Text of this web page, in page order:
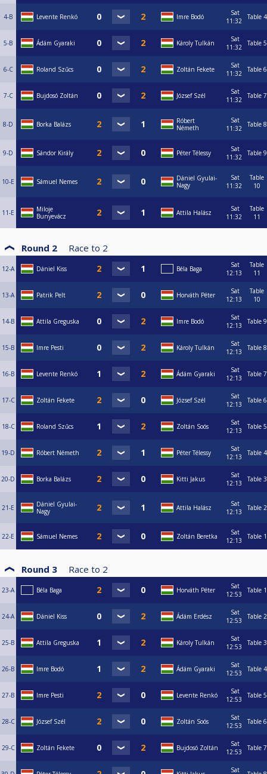
4-B Levente Renkó Imre Bodó
Sat
11:32
Table 4
5-B Ádám Gyaraki Károly Tulkán
Sat
11:32
Table 5
6-C Roland Szűcs Zoltán Fekete
Sat
11:32
Table 6
7-C Bujdosó Zoltán József Szél
Sat
11:32
Table 7
8-D Borka Balázs
Róbert
Németh
Sat
11:32
Table 8
9-D Sándor Király Péter Télessy
Sat
11:32
Table 9
10-E Sámuel Nemes
Dániel Gyulai-
Nagy
Sat
11:32
Table
10
11-E
Miloje
Bunyevácz
Attila Halász
Sat
11:32
Table
11
Round 2 Race to 2
12-A Dániel Kiss Béla Baga
Sat
12:13
Table
11
13-A Patrik Pelt Horváth Péter
Sat
12:13
Table
10
14-B Attila Greguska Imre Bodó
Sat
12:13
Table 9
15-B Imre Pesti Károly Tulkán
Sat
12:13
Table 8
16-B Levente Renkó Ádám Gyaraki
Sat
12:13
Table 7
17-C Zoltán Fekete József Szél
Sat
12:13
Table 6
18-C Roland Szűcs Zoltán Soós
Sat
12:13
Table 5
19-D Róbert Németh Péter Télessy
Sat
12:13
Table 4
20-D Borka Balázs Kitti Jakus
Sat
12:13
Table 3
21-E
Dániel Gyulai-
Nagy
Attila Halász
Sat
12:13
Table 2
22-E Sámuel Nemes Zoltán Beretka
Sat
12:13
Table 1
Round 3 Race to 2
23-A Béla Baga Horváth Péter
Sat
12:53
Table 1
24-A Dániel Kiss Ádám Erdész
Sat
12:53
Table 2
25-B Attila Greguska Károly Tulkán
Sat
12:53
Table 3
26-B Imre Bodó Ádám Gyaraki
Sat
12:53
Table 4
27-B Imre Pesti Levente Renkó
Sat
12:53
Table 5
28-C József Szél Zoltán Soós
Sat
12:53
Table 6
29-C Zoltán Fekete Bujdosó Zoltán
Sat
12:53
Table 7
Sat